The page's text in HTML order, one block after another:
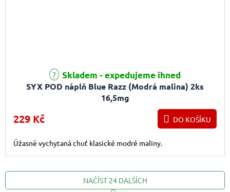
SYX POD náplň Blue Razz (Modrá malina) 2ks
16,5mg
Průměrné hodnocení produktu je 5,0 z 5 hvězdiček.
Skladem - expedujeme ihned
229 Kč DO KOŠÍKU
Úžasně vychytaná chuť klasické modré maliny.
NAČÍST 24 DALŠÍCH